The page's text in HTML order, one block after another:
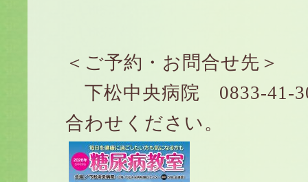
＜ご予約・お問合せ先＞
下松中央病院 0833-41-
合わせください。